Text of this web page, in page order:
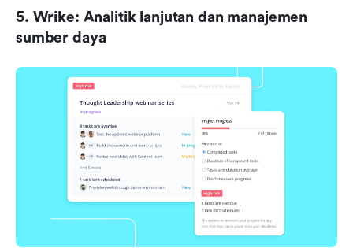
5. Wrike: Analitik lanjutan dan manajemen
sumber daya